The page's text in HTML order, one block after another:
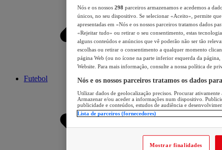
Futebol
Nós e os nossos 298 parceiros armazenamos e acedemos a
únicos, no seu dispositivo. Se selecionar «Aceito», permite
apresentadas em «Nós e os nossos parceiros tratamos dados
«Rejeitar tudo» ou retirar o seu consentimento, estas
alguns conteúdos e anúncios que vê poderão não ser tão
escolhas ou retirar o consentimento a qualquer momento
página Web (ou no ícone na parte inferior esquerda da página,
Website. Para mais informação, consulte a nossa política de
Nós e os nossos parceiros tratamos os dados
Utilizar dados de geolocalização precisos. Procurar
Armazenar e/ou aceder a informações num dispositivo.
publicidade e conteúdos, estudos de audiência e
Lista de parceiros (fornecedores)
Mostrar finalidades